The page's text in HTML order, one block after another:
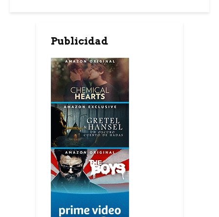
Publicidad